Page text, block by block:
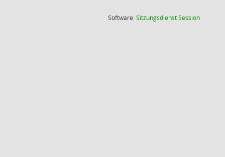
Software:SitzungsdienstSession(Wird in